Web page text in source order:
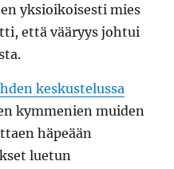
yksioikoisesti mies
että vääryys johtui
keskustelussa
kymmenien muiden
häpeään
luetun